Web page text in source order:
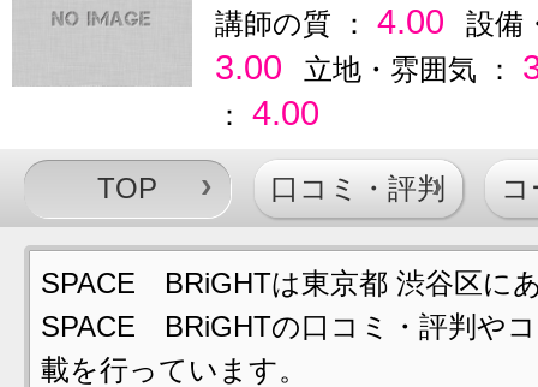
講師の質 ：4.00 設備
3.00 立地・雰囲気 ：
：4.00
TOP 口コミ・評判
SPACE BRiGHTは東京都 渋谷区に
SPACE BRiGHTの口コミ・評判や
載を行っています。